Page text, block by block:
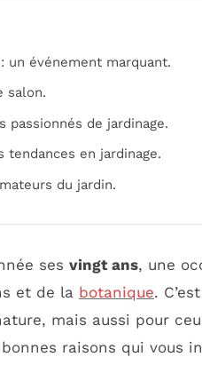
un événement marquant.
salon.
passionnés de jardinage.
tendances en jardinage.
du jardin.
ses vingt ans, une
et de la botanique.
mais aussi pour
raisons qui vous